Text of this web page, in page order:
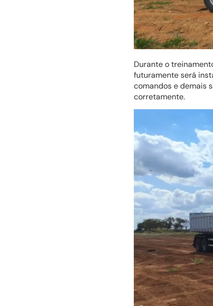
Durante o
futuramente será
comandos e demais
corretamente.